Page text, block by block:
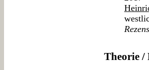
Theorie /